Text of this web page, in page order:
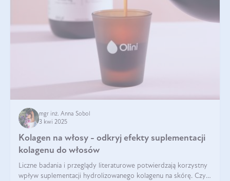
mgr inż. Anna Sobol
3 kwi 2025
Kolagen na włosy - odkryj efekty suplementacji
kolagenu do włosów
Liczne badania i przeglądy literaturowe potwierdzają korzystny
wpływ suplementacji hydrolizowanego kolagenu na skórę. Czy